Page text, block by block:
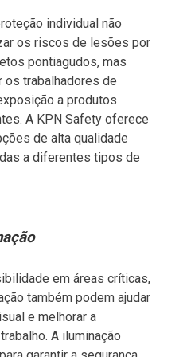
individual não
os riscos de lesões por
pontiagudos, mas
os trabalhadores de
a produtos
A KPN Safety oferece
de alta qualidade
a diferentes tipos de
em áreas críticas,
também podem ajudar
e melhorar a
A iluminação